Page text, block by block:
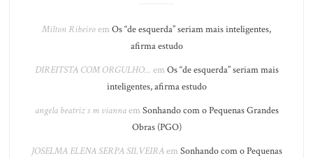
Milton Ribeiroem Os “de esquerda” seriam mais inteligentes,
afirma estudo
DIREITSTA COM ORGULHO... em Os “de esquerda” seriam mais
inteligentes, afirma estudo
angela beatriz s m viannaem Sonhando com o Pequenas Grandes
Obras (PGO)
JOSELMA ELENA SERPA SILVEIRAem Sonhando com o Pequenas